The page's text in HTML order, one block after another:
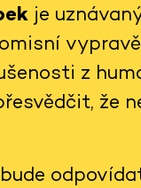
je
z
že